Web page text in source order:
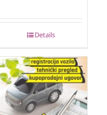
Details